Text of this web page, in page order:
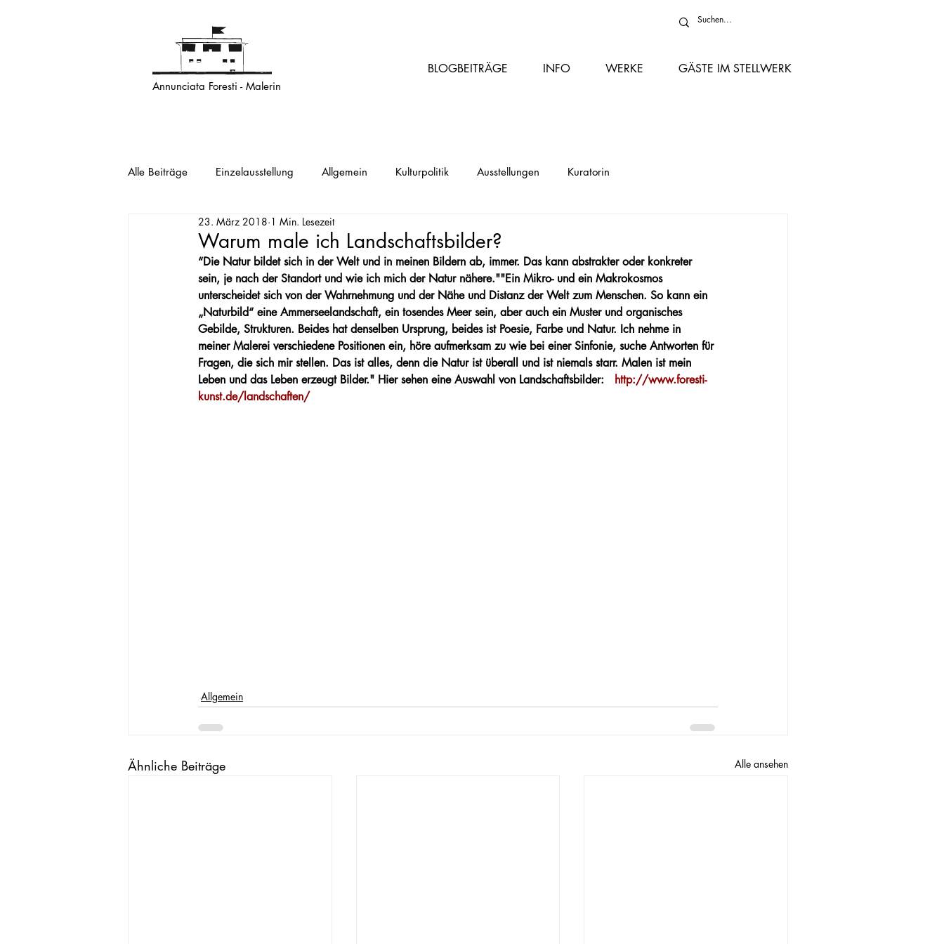
Annunciata Foresti - Malerin
BLOGBEITRÄGE INFO WERKE GÄSTE IM STELLWERK
Alle Beiträge Einzelausstellung Allgemein Kulturpolitik Ausstellungen Kuratorin
Warum male ich Landschaftsbilder?
23. März 2018 1 Min. Lesezeit
“Die Natur bildet sich in der Welt und in meinen Bildern ab, immer. Das kann abstrakter oder konkreter
sein, je nach der Standort und wie ich mich der Natur nähere.""Ein Mikro- und ein Makrokosmos
unterscheidet sich von der Wahrnehmung und der Nähe und Distanz der Welt zum Menschen. So kann ein
„Naturbild“ eine Ammerseelandschaft, ein tosendes Meer sein, aber auch ein Muster und organisches
Gebilde, Strukturen. Beides hat denselben Ursprung, beides ist Poesie, Farbe und Natur. Ich nehme in
meiner Malerei verschiedene Positionen ein, höre aufmerksam zu wie bei einer Sinfonie, suche Antworten für
Fragen, die sich mir stellen. Das ist alles, denn die Natur ist überall und ist niemals starr. Malen ist mein
Leben und das Leben erzeugt Bilder." Hier sehen eine Auswahl von Landschaftsbilder:
http://www.foresti-
kunst.de/landschaften/
Allgemein
Ähnliche Beiträge Alle ansehen